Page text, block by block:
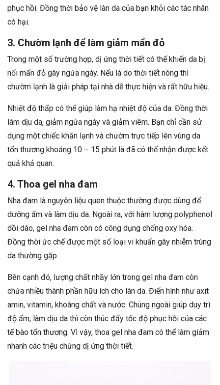
phục hồi. Đồng thời bảo vệ làn da của bạn khỏi các tác nhân
có hại.
3. Chườm lạnh để làm giảm mẩn đỏ
Trong một số trường hợp, dị ứng thời tiết có thể khiến da bị
nổi mẩn đỏ gây ngứa ngáy. Nếu là do thời tiết nóng thì
chườm lạnh là giải pháp tại nhà dễ thực hiện và rất hữu hiệu.
Nhiệt độ thấp có thể giúp làm hạ nhiệt độ của da. Đồng thời
làm dịu da, giảm ngứa ngáy và giảm viêm. Bạn chỉ cần sử
dụng một chiếc khăn lạnh và chườm trực tiếp lên vùng da
tổn thương khoảng 10 – 15 phút là đã có thể nhận được kết
quả khả quan.
4. Thoa gel nha đam
Nha đam là nguyên liệu quen thuộc thường được dùng để
dưỡng ẩm và làm dịu da. Ngoài ra, với hàm lượng polyphenol
dồi dào, gel nha đam còn có công dụng chống oxy hóa.
Đồng thời ức chế được một số loại vi khuẩn gây nhiễm trùng
da thường gặp.
Bên cạnh đó, lượng chất nhầy lớn trong gel nha đam còn
chứa nhiều thành phần hữu ích cho làn da. Điển hình như axit
amin, vitamin, khoáng chất và nước. Chúng ngoài giúp duy trì
độ ẩm, làm dịu da thì còn thúc đẩy tốc độ phục hồi của các
tế bào tổn thương. Vì vậy, thoa gel nha đam có thể làm giảm
nhanh các triệu chứng dị ứng thời tiết.